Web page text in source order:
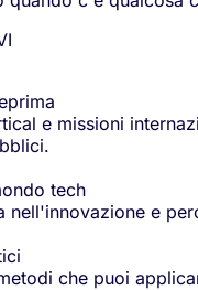
e missioni
tech
nell'innovazione e
che puoi